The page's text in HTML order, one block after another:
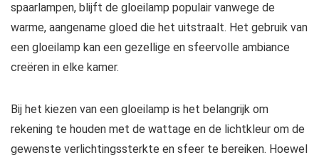
spaarlampen, blijft de gloeilamp populair vanwege de
warme, aangename gloed die het uitstraalt. Het gebruik van
een gloeilamp kan een gezellige en sfeervolle ambiance
creëren in elke kamer.
Bij het kiezen van een gloeilamp is het belangrijk om
rekening te houden met de wattage en de lichtkleur om de
gewenste verlichtingssterkte en sfeer te bereiken. Hoewel